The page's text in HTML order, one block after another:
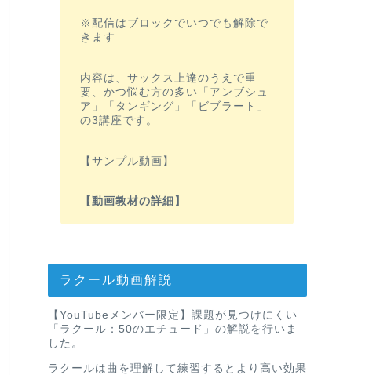
※配信はブロックでいつでも解除で
きます
内容は、サックス上達のうえで重
要、かつ悩む方の多い「アンブシュ
ア」「タンギング」「ビブラート」
の3講座です。
【サンプル動画】
【動画教材の詳細】
ラクール動画解説
【YouTubeメンバー限定】課題が見つけにくい
「ラクール：50のエチュード」の解説を行いま
した。
ラクールは曲を理解して練習するとより高い効果